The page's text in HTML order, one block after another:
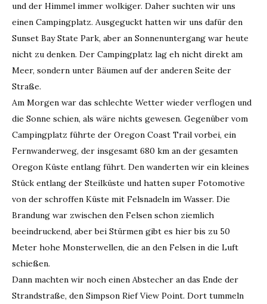
und der Himmel immer wolkiger. Daher suchten wir uns
einen Campingplatz. Ausgeguckt hatten wir uns dafür den
Sunset Bay State Park, aber an Sonnenuntergang war heute
nicht zu denken. Der Campingplatz lag eh nicht direkt am
Meer, sondern unter Bäumen auf der anderen Seite der
Straße.
Am Morgen war das schlechte Wetter wieder verflogen und
die Sonne schien, als wäre nichts gewesen. Gegenüber vom
Campingplatz führte der Oregon Coast Trail vorbei, ein
Fernwanderweg, der insgesamt 680 km an der gesamten
Oregon Küste entlang führt. Den wanderten wir ein kleines
Stück entlang der Steilküste und hatten super Fotomotive
von der schroffen Küste mit Felsnadeln im Wasser. Die
Brandung war zwischen den Felsen schon ziemlich
beeindruckend, aber bei Stürmen gibt es hier bis zu 50
Meter hohe Monsterwellen, die an den Felsen in die Luft
schießen.
Dann machten wir noch einen Abstecher an das Ende der
Strandstraße, den Simpson Rief View Point. Dort tummeln